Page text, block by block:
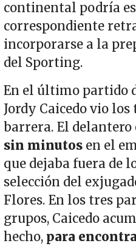
continental podría
correspondiente
incorporarse a la
del Sporting.
En el último partido
Jordy Caicedo vio los
barrera. El delantero
sin minutosen el
que dejaba fuera de
selección del
Flores. En los tres
grupos, Caicedo
hecho, para